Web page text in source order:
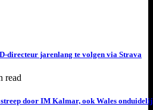
directeur jarenlang te volgen via Strava
read
streep door IM Kalmar, ook Wales